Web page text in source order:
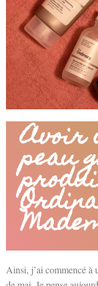
Avoir
peau
Ainsi, j’ai commencé